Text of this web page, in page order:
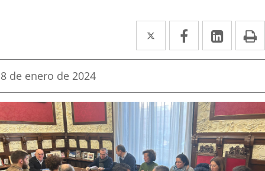
Twitter
Enlace
a
aplicación
externa.
Facebook
Enlace
a
aplicación
externa.
Enlace
a
Fecha
la
noticia
8 de enero de 2024